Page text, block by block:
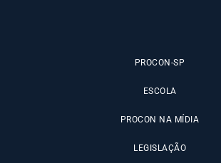
PROCON-SP
ESCOLA
PROCON NA MÍDIA
LEGISLAÇÃO